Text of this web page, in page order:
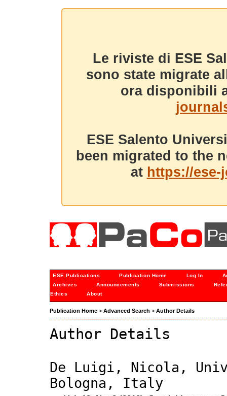
Le riviste di ESE
sono state migrate
ora disponibili
ESE Salento
been migrated to the
at https://
ESE Publications Publication Home Log In
Archives
Announcements Submissions
Ethics
About
Publication Home > Advanced Search > Author Details
Author Details
De Luigi, Nicola,
Bologna, Italy